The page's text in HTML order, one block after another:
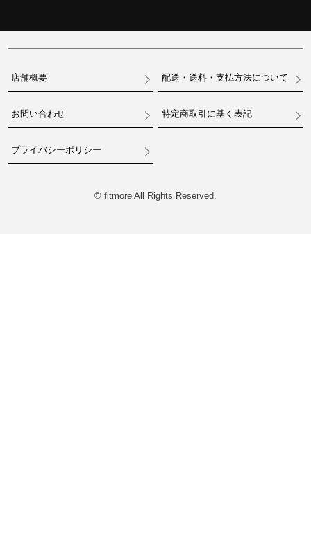
店舗概要 配送・送料・支払方法について
お問い合わせ 特定商取引に基く表記
プライバシーポリシー
© fitmore All Rights Reserved.